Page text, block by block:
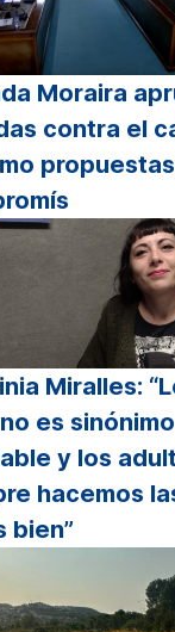
Moraira
contra el
Miralles:
es
y los
hacemos
bien”